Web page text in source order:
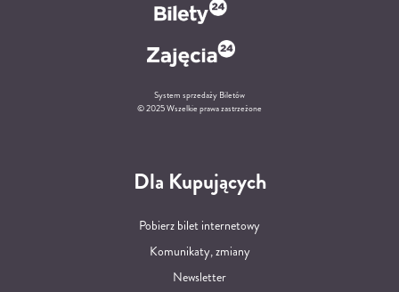
System sprzedaży Biletów
© 2025 Wszelkie prawa zastrzeżone
Dla Kupujących
Pobierz bilet internetowy
Komunikaty, zmiany
Newsletter